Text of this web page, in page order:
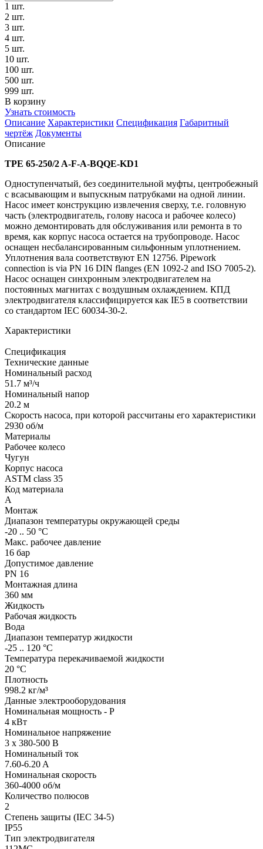
1 шт.
2 шт.
3 шт.
4 шт.
5 шт.
10 шт.
100 шт.
500 шт.
999 шт.
В корзину
Узнать стоимость
Описание Характеристики Спецификация Габаритный
чертёж Документы
Описание
TPE 65-250/2 A-F-A-BQQE-KD1
Одноступенчатый, без соединительной муфты, центробежный
с всасывающим и выпускным патрубками на одной линии.
Насос имеет конструкцию извлечения сверху, т.е. головную
часть (электродвигатель, голову насоса и рабочее колесо)
можно демонтировать для обслуживания или ремонта в то
время, как корпус насоса остается на трубопроводе. Насос
оснащен несбалансированным сильфонным уплотнением.
Уплотнения вала соответствуют EN 12756. Pipework
connection is via PN 16 DIN flanges (EN 1092-2 and ISO 7005-2).
Насос оснащен синхронным электродвигателем на
постоянных магнитах с воздушным охлаждением. КПД
электродвигателя классифицируется как IE5 в соответствии
со стандартом IEC 60034-30-2.
Характеристики
Спецификация
Технические данные
Номинальный расход
51.7 м³/ч
Номинальный напор
20.2 м
Скорость насоса, при которой рассчитаны его характеристики
2930 об/м
Материалы
Рабочее колесо
Чугун
Корпус насоса
ASTM class 35
Код материала
A
Монтаж
Диапазон температуры окружающей среды
-20 .. 50 °C
Макс. рабочее давление
16 бар
Допустимое давление
PN 16
Монтажная длина
360 мм
Жидкость
Рабочая жидкость
Вода
Диапазон температур жидкости
-25 .. 120 °C
Температура перекачиваемой жидкости
20 °C
Плотность
998.2 кг/м³
Данные электрооборудования
Номинальная мощность - P
4 кВт
Номинальное напряжение
3 x 380-500 В
Номинальный ток
7.60-6.20 A
Номинальная скорость
360-4000 об/м
Количество полюсов
2
Степень защиты (IEC 34-5)
IP55
Тип электродвигателя